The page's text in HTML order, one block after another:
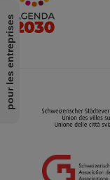
pour les entreprises